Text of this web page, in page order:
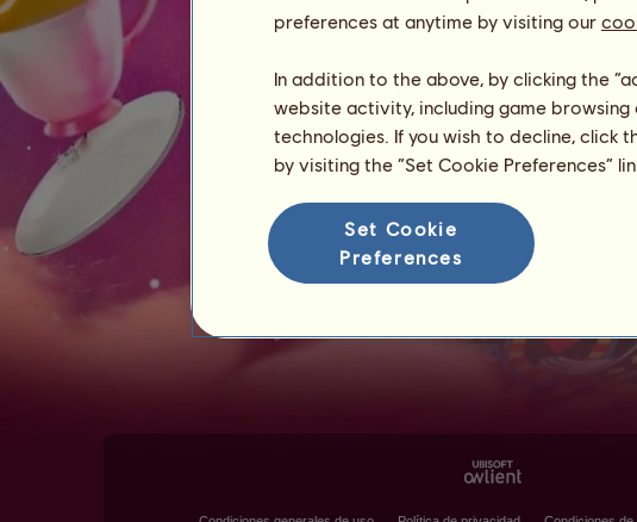
preferences at anytime by visiting our
In addition to the above, by clicking the
website activity, including game
technologies. If you wish to decline, click
by visiting the “Set Cookie Preferences”
Set Cookie
Preferences